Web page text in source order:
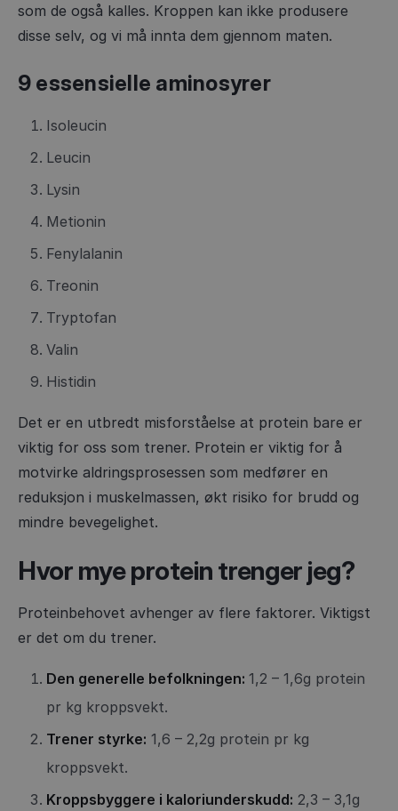
som de også kalles. Kroppen kan ikke produsere
disse selv, og vi må innta dem gjennom maten.
9 essensielle aminosyrer
Isoleucin
Leucin
Lysin
Metionin
Fenylalanin
Treonin
Tryptofan
Valin
Histidin
Det er en utbredt misforståelse at protein bare er
viktig for oss som trener. Protein er viktig for å
motvirke aldringsprosessen som medfører en
reduksjon i muskelmassen, økt risiko for brudd og
mindre bevegelighet.
Hvor mye protein trenger jeg?
Proteinbehovet avhenger av flere faktorer. Viktigst
er det om du trener.
Den generelle befolkningen: 1,2 – 1,6g protein
pr kg kroppsvekt.
Trener styrke: 1,6 – 2,2g protein pr kg
kroppsvekt.
Kroppsbyggere i kaloriunderskudd: 2,3 – 3,1g